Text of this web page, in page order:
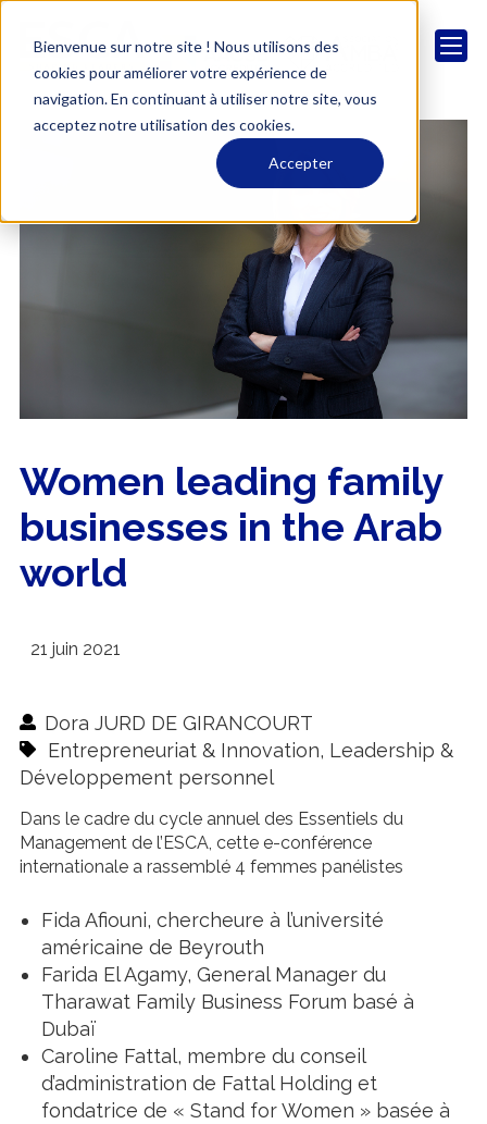
Bienvenue sur notre site ! Nous utilisons des
cookies pour améliorer votre expérience de
navigation. En continuant à utiliser notre site, vous
acceptez notre utilisation des cookies.
Accepter
Women leading family
businesses in the Arab
world
21 juin 2021
Dora JURD DE GIRANCOURT
Entrepreneuriat & Innovation, Leadership &
Développement personnel
Dans le cadre du cycle annuel des Essentiels du
Management de l’ESCA, cette e-conférence
internationale a rassemblé 4 femmes panélistes
Fida Afiouni, chercheure à l’université
américaine de Beyrouth
Farida El Agamy, General Manager du
Tharawat Family Business Forum basé à
Dubaï
Caroline Fattal, membre du conseil
d’administration de Fattal Holding et
fondatrice de « Stand for Women » basée à